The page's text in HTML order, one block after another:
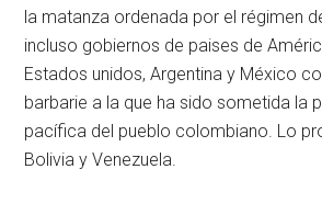
la matanza ordenada por el régimen
incluso gobiernos de paises de
Estados unidos, Argentina y México
barbarie a la que ha sido sometida la
pacífica del pueblo colombiano. Lo
Bolivia y Venezuela.